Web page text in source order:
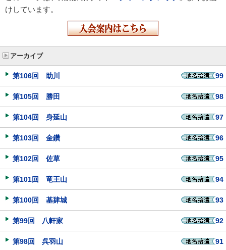
けしています。
アーカイブ
第106回 助川 99
第105回 勝田 98
第104回 身延山 97
第103回 金鑽 96
第102回 佐草 95
第101回 竜王山 94
第100回 基肄城 93
第99回 八軒家 92
第98回 呉羽山 91